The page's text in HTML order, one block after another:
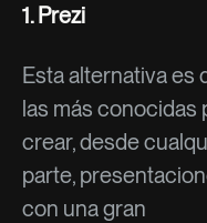
1. Prezi
Esta alternativa es
las más conocidas
crear, desde
parte,
con una gran